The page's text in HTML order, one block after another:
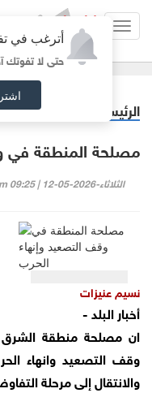
أترغب في
حتى لا تفوتك
الرئيسية مقالات مختارة
مصلحة المنطقة في
الثلاثاء-2026-05-12 | 09:25 am
نسيم عنيزات
أخبار البلد -
ان مصلحة منطقة الشرق
وقف التصعيد وانهاء
والانتقال إلى مرحلة